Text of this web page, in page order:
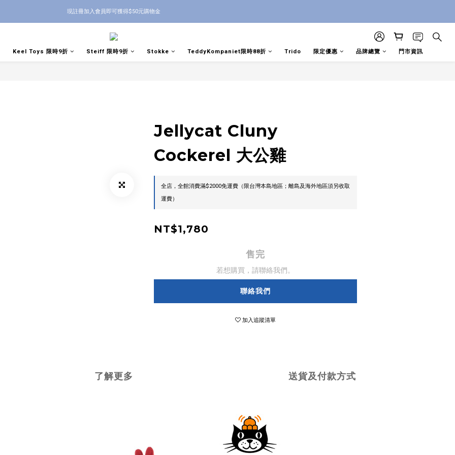
現註冊加入會員即可獲得$50元購物金
Keel Toys 限時9折 Steiff 限時9折 Stokke TeddyKompaniet限時88折 Trido 限定優惠 品牌總覽 門市資訊
Jellycat Cluny
Cockerel 大公雞
全店，全館消費滿$2000免運費（限台灣本島地區；離島及海外地區須另收取
運費）
NT$1,780
售完
若想購買，請聯絡我們。
聯絡我們
加入追蹤清單
了解更多 送貨及付款方式